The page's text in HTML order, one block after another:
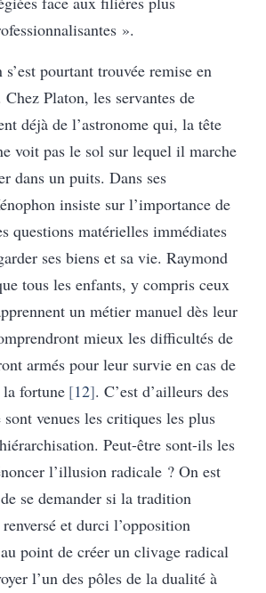
».
pourtant trouvée remise en
Platon, les servantes de
déjà de l’astronome qui, la tête
voit pas le sol sur lequel il marche
dans un puits. Dans ses
insiste sur l’importance de
questions matérielles immédiates
ses biens et sa vie. Raymond
tous les enfants, y compris ceux
un métier manuel dès leur
mieux les difficultés de
armés pour leur survie en cas de
fortune 12 . C’est d’ailleurs des
sont venues les critiques les plus
Peut-être sont-ils les
l’illusion radicale ? On est
se demander si la tradition
et durci l’opposition
point de créer un clivage radical
l’un des pôles de la dualité à